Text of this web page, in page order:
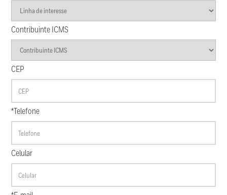
Contribuinte ICMS
CEP
*Telefone
Celular